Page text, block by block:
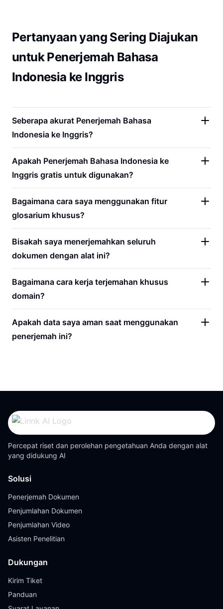
Pertanyaan yang Sering Diajukan
untuk Penerjemah Bahasa
Indonesia ke Inggris
Seberapa akurat Penerjemah Bahasa
Indonesia ke Inggris?
Apakah Penerjemah Bahasa Indonesia ke
Inggris gratis untuk digunakan?
Bagaimana cara saya menggunakan fitur
glosarium khusus?
Bisakah saya menerjemahkan seluruh
dokumen dengan alat ini?
Bagaimana cara kerja terjemahan khusus
domain?
Apakah data saya aman saat menggunakan
penerjemah ini?
Percepat riset dan perolehan pengetahuan Anda dengan alat
yang didukung AI
Solusi
Penerjemah Dokumen
Penjumlahan Dokumen
Penjumlahan Video
Asisten Penelitian
Dukungan
Kirim Tiket
Panduan